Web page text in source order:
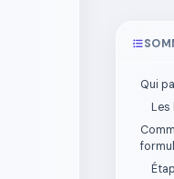
Qui
Les